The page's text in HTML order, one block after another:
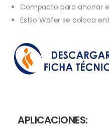
Compacto para ahorrar
Estilo Wafer se coloca
APLICACIONES: